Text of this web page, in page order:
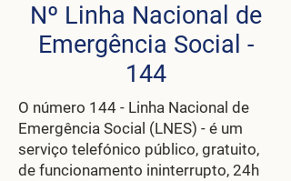
Nº Linha Nacional de
Emergência Social -
144
O número 144 - Linha Nacional de
Emergência Social (LNES) - é um
serviço telefónico público, gratuito,
de funcionamento ininterrupto, 24h